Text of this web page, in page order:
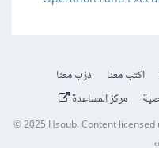
اكتب معنا
درّب معنا
مركز المساعدة
© 2025 Hsoub.Content licensed